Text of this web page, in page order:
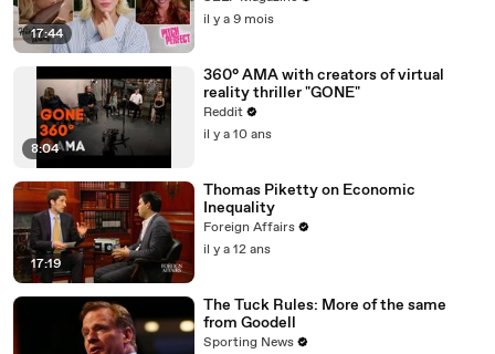
17:44
il y a 9 mois
8:04
360° AMA with creators of virtual
reality thriller "GONE"
Reddit
il y a 10 ans
17:19
Thomas Piketty on Economic
Inequality
Foreign Affairs
il y a 12 ans
The Tuck Rules: More of the same
from Goodell
Sporting News